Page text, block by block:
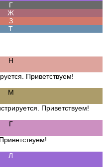
Приветствуем!
Приветствуем!